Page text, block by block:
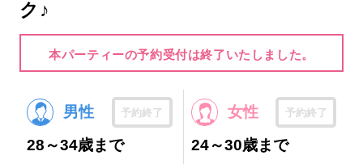
ク♪
本パーティーの予約受付は終了いたしました。
男性 予約終了
28～34歳まで
女性 予約終了
24～30歳まで